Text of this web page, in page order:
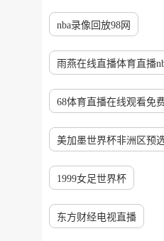
nba录像回放98网
雨燕在线直播体育直播
68体育直播在线观看免
美加墨世界杯非洲区预
1999女足世界杯
东方财经电视直播